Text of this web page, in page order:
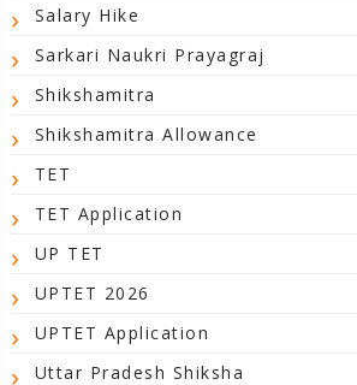
Salary Hike
Sarkari Naukri Prayagraj
Shikshamitra
Shikshamitra Allowance
TET
TET Application
UP TET
UPTET 2026
UPTET Application
Uttar Pradesh Shiksha